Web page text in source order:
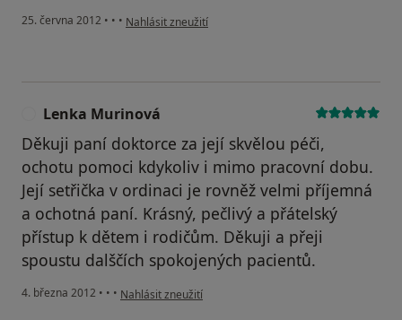
25. června 2012 • • • podle názoru uživatele Váš účet byl odstraněn
Nahlásit zneužití
Lenka Murinová
Děkuji paní doktorce za její skvělou péči,
ochotu pomoci kdykoliv i mimo pracovní dobu.
Její setřička v ordinaci je rovněž velmi příjemná
a ochotná paní. Krásný, pečlivý a přátelský
přístup k dětem i rodičům. Děkuji a přeji
spoustu dalščích spokojených pacientů.
4. března 2012 • • • podle názoru uživatele Lenka Murinová
Nahlásit zneužití